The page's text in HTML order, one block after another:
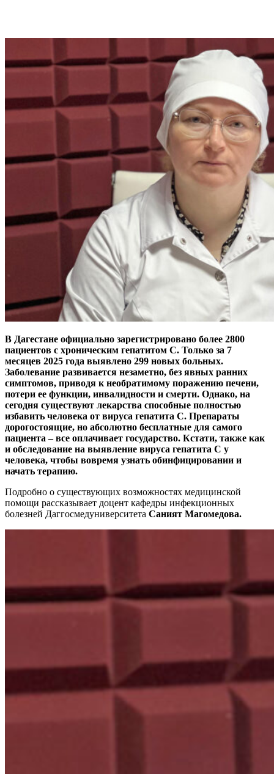
В Дагестане официально зарегистрировано более 2800
пациентов с хроническим гепатитом С. Только за 7
месяцев 2025 года выявлено 299 новых больных.
Заболевание развивается незаметно, без явных ранних
симптомов, приводя к необратимому поражению печени,
потери ее функции, инвалидности и смерти. Однако, на
сегодня существуют лекарства способные полностью
избавить человека от вируса гепатита С. Препараты
дорогостоящие, но абсолютно бесплатные для самого
пациента – все оплачивает государство. Кстати, также как
и обследование на выявление вируса гепатита С у
человека, чтобы вовремя узнать обинфицировании и
начать терапию.
Подробно о существующих возможностях медицинской
помощи рассказывает доцент кафедры инфекционных
болезней Даггосмедуниверситета Саният Магомедова.